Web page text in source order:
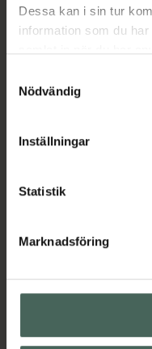
Dessa kan i sin tur
information som du
återkalla ditt samtycke
cookieinställningar.
lagligheten av
Nödvändig
Inställningar
Statistik
Marknadsföring
EAN:
Kategorier:
Ögonbrynspenna
Omdömen
Innehåll
Instruktioner
Upptäck flera